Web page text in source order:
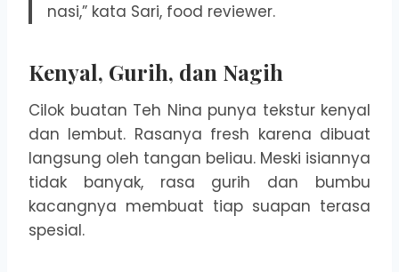
nasi,” kata Sari, food reviewer.
Kenyal, Gurih, dan Nagih
Cilok buatan Teh Nina punya tekstur kenyal
dan lembut. Rasanya fresh karena dibuat
langsung oleh tangan beliau. Meski isiannya
tidak banyak, rasa gurih dan bumbu
kacangnya membuat tiap suapan terasa
spesial.